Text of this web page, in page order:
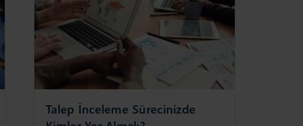
Talep İnceleme Sürecinizde